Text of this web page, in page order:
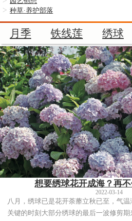
种草·养护部落
月季 铁线莲 绣球
想要绣球花开成海？再不
2022-03-14
八月，绣球已是花开荼蘼立秋已至，气
关键的时刻大部分绣球的最后一波修剪期